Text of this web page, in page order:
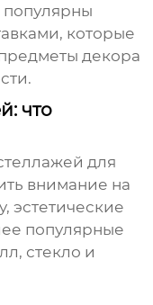
популярны
которые
декора
что
для
внимание на
эстетические
популярные
стекло и